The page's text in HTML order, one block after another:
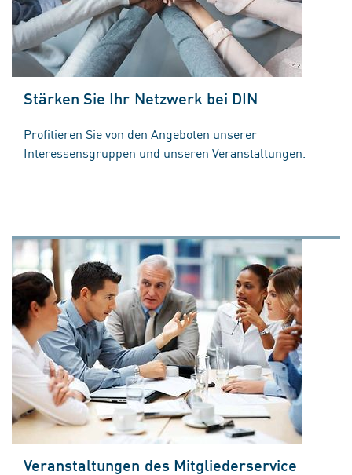
Stärken Sie Ihr Netzwerk bei DIN
Profitieren Sie von den Angeboten unserer
Interessensgruppen und unseren Veranstaltungen.
Veranstaltungen des Mitgliederservice